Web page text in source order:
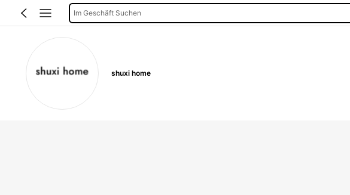
Im Geschäft Suchen
shuxi home